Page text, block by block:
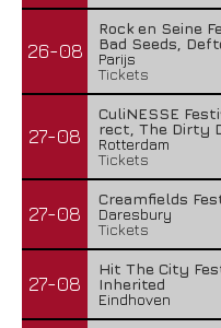
26-08
Rock en Seine
Bad Seeds,
Parijs
Tickets
27-08
CuliNESSE
rect, The Dirty
Rotterdam
Tickets
27-08
Creamfields
Daresbury
Tickets
27-08
Hit The City
Inherited
Eindhoven